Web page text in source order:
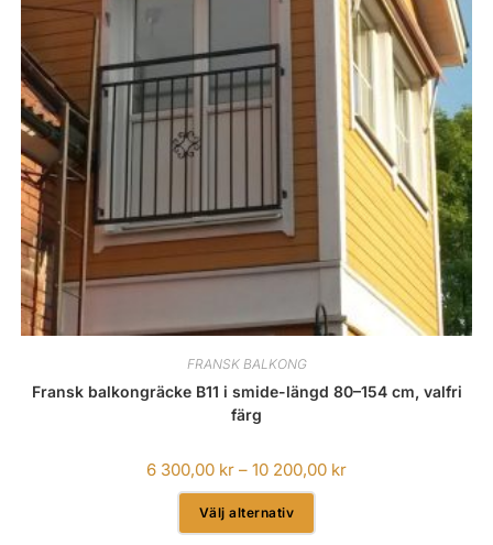
FRANSK BALKONG
Fransk balkongräcke B11 i smide-längd 80–154 cm, valfri
färg
6 300,00 kr – 10 200,00 kr
Välj alternativ